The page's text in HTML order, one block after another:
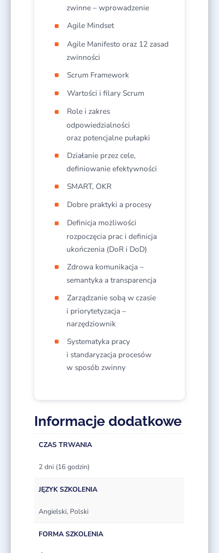
zwinne – wprowadzenie
Agile Mindset
Agile Manifesto oraz 12 zasad
zwinności
Scrum Framework
Wartości i filary Scrum
Role i zakres
odpowiedzialności
oraz potencjalne pułapki
Działanie przez cele,
definiowanie efektywności
SMART, OKR
Dobre praktyki a procesy
Definicja możliwości
rozpoczęcia prac i definicja
ukończenia (DoR i DoD)
Zdrowa komunikacja –
semantyka a transparencja
Zarządzanie sobą w czasie
i priorytetyzacja –
narzędziownik
Systematyka pracy
i standaryzacja procesów
w sposób zwinny
Informacje dodatkowe
CZAS TRWANIA
2 dni (16 godzin)
JĘZYK SZKOLENIA
Angielski, Polski
FORMA SZKOLENIA